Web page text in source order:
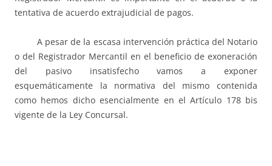
tentativa de acuerdo extrajudicial de pagos.
A pesar de la escasa intervención práctica del Notario
o del Registrador Mercantil en el beneficio de exoneración
del pasivo insatisfecho vamos a exponer
esquemáticamente la normativa del mismo contenida
como hemos dicho esencialmente en el Artículo 178 bis
vigente de la Ley Concursal.